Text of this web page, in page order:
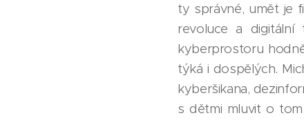
ty správné, umět je
revoluce a digitální
kyberprostoru
týká i dospělých.
kyberšikana,
s dětmi mluvit o